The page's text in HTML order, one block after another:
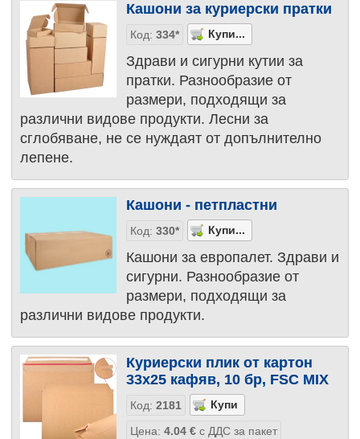
Кашони за куриерски пратки
Код: 334*
Здрави и сигурни кутии за
пратки. Разнообразие от
размери, подходящи за
различни видове продукти. Лесни за
сглобяване, не се нуждаят от допълнително
лепене.
Кашони - петпластни
Код: 330*
Кашони за европалет. Здрави и
сигурни. Разнообразие от
размери, подходящи за
различни видове продукти.
Куриерски плик от картон
33х25 кафяв, 10 бр, FSC MIX
Код: 2181
Цена: 4.04 €с ДДС за пакет